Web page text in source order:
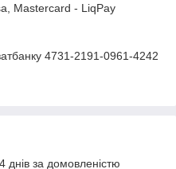
Mastercard - LiqPay
4731-2191-0961-4242
за домовленістю